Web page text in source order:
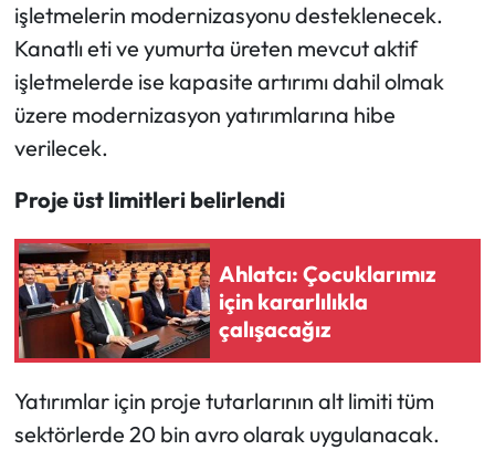
işletmelerin modernizasyonu desteklenecek.
Kanatlı eti ve yumurta üreten mevcut aktif
işletmelerde ise kapasite artırımı dahil olmak
üzere modernizasyon yatırımlarına hibe
verilecek.
Proje üst limitleri belirlendi
Ahlatcı: Çocuklarımız
için kararlılıkla
çalışacağız
Yatırımlar için proje tutarlarının alt limiti tüm
sektörlerde 20 bin avro olarak uygulanacak.
Siyaset
Spor
Sungurlu Haberleri
Uğurludağ Haberleri
Yaşam
Yayla Haber
Yemek Tarifleri